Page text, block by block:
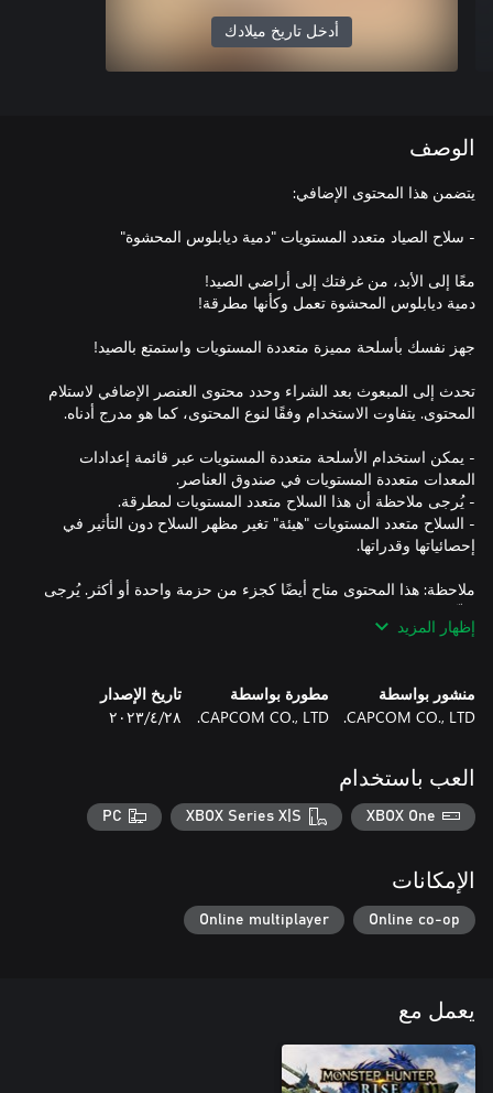
أدخل تاريخ ميلادك
الوصف
تحدث إلى المبعوث بعد الشراء وحدد محتوى العنصر الإضافي لاستلام
- يمكن استخدام الأسلحة متعددة المستويات عبر قائمة إعدادات
- السلاح متعدد المستويات "هيئة" تغير مظهر السلاح دون التأثير في
ملاحظة: هذا المحتوى متاح أيضًا كجزء من حزمة واحدة أو أكثر. يُرجى
تفقّد عمليات شرائك السابقة لتجنب الحصول على عناصر مكررة.
إظهار المزيد
منشور بواسطة
CAPCOM CO., LTD.
مطورة بواسطة
CAPCOM CO., LTD.
تاريخ الإصدار
٢٨‏/٤‏/٢٠٢٣
العب باستخدام
XBOX One
XBOX Series X|S
PC
الإمكانات
Online co-op
Online multiplayer
يعمل مع